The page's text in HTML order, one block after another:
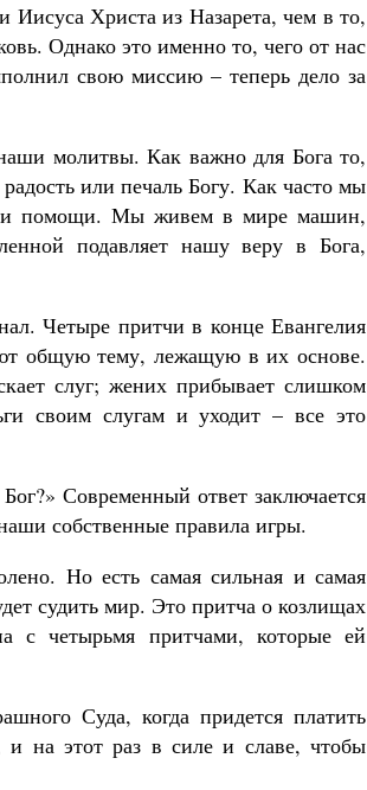
Иисуса Христа из Назарета, чем в то,
Однако это именно то, чего от нас
свою миссию – теперь дело за
молитвы. Как важно для Бога то,
или печаль Богу. Как часто мы
и помощи. Мы живем в мире машин,
подавляет нашу веру в Бога,
Четыре притчи в конце Евангелия
общую тему, лежащую в их основе.
слуг; жених прибывает слишком
своим слугам и уходит – все это
Современный ответ заключается
собственные правила игры.
Но есть самая сильная и самая
судить мир. Это притча о козлищах
с четырьмя притчами, которые ей
Суда, когда придется платить
на этот раз в силе и славе, чтобы